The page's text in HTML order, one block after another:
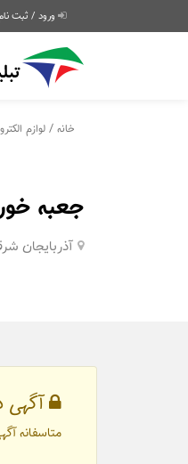
ورود / ثبت
خانه / لوازم
جعبه
آذربایجان
متاسفانه